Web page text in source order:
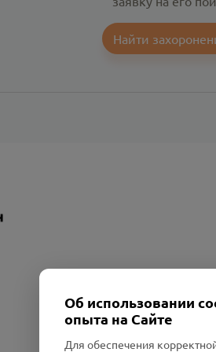
Найти
Об использовании
опыта на Сайте
Для обеспечения